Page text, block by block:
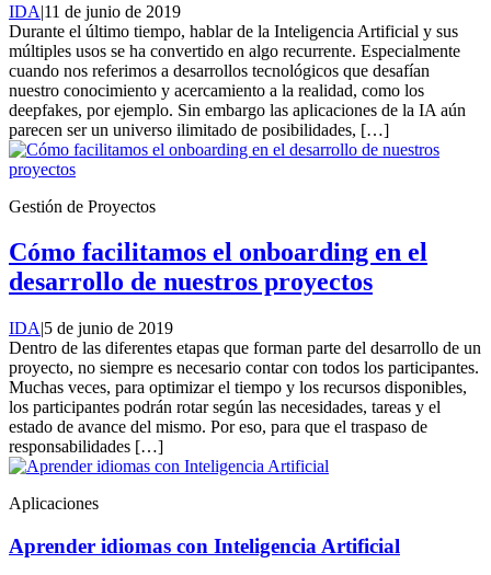
IDA|11 de junio de 2019
Durante el último tiempo, hablar de la Inteligencia Artificial y sus
múltiples usos se ha convertido en algo recurrente. Especialmente
cuando nos referimos a desarrollos tecnológicos que desafían
nuestro conocimiento y acercamiento a la realidad, como los
deepfakes, por ejemplo. Sin embargo las aplicaciones de la IA aún
parecen ser un universo ilimitado de posibilidades, […]
Gestión de Proyectos
Cómo facilitamos el onboarding en el
desarrollo de nuestros proyectos
IDA|5 de junio de 2019
Dentro de las diferentes etapas que forman parte del desarrollo de un
proyecto, no siempre es necesario contar con todos los participantes.
Muchas veces, para optimizar el tiempo y los recursos disponibles,
los participantes podrán rotar según las necesidades, tareas y el
estado de avance del mismo. Por eso, para que el traspaso de
responsabilidades […]
Aplicaciones
Aprender idiomas con Inteligencia Artificial